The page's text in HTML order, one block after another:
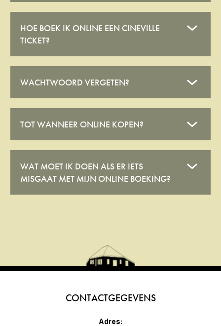
HOE BOEK IK ONLINE EEN CINEVILLE
TICKET?
WACHTWOORD VERGETEN?
TOT WANNEER ONLINE KOPEN?
WAT MOET IK DOEN ALS ER IETS
MISGAAT MET MIJN ONLINE BOEKING?
CONTACTGEGEVENS
Adres: